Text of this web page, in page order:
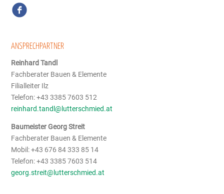
ANSPRECHPARTNER
Reinhard Tandl
Fachberater Bauen & Elemente
Filialleiter Ilz
Telefon: +43 3385 7603 512
reinhard.tandl@lutterschmied.at
Baumeister Georg Streit
Fachberater Bauen & Elemente
Mobil: +43 676 84 333 85 14
Telefon: +43 3385 7603 514
georg.streit@lutterschmied.at